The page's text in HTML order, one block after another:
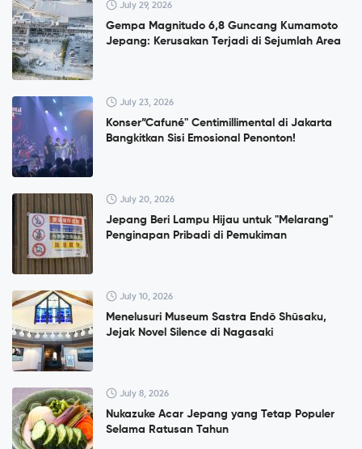
July 29, 2026
Gempa Magnitudo 6,8 Guncang Kumamoto
Jepang: Kerusakan Terjadi di Sejumlah Area
July 23, 2026
Konser”Cafuné" Centimillimental di Jakarta
Bangkitkan Sisi Emosional Penonton!
July 20, 2026
Jepang Beri Lampu Hijau untuk "Melarang"
Penginapan Pribadi di Pemukiman
July 10, 2026
Menelusuri Museum Sastra Endō Shūsaku,
Jejak Novel Silence di Nagasaki
July 8, 2026
Nukazuke Acar Jepang yang Tetap Populer
Selama Ratusan Tahun